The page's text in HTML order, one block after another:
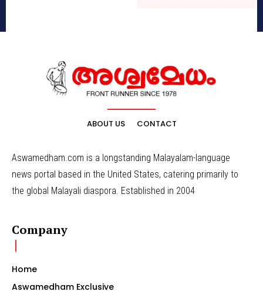
ABOUT US CONTACT
Aswamedham.com is a longstanding Malayalam-language
news portal based in the United States, catering primarily to
the global Malayali diaspora. Established in 2004
Company
Home
Aswamedham Exclusive